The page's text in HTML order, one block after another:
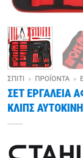
ΣΠΊΤΙ » ΠΡΟΪΌΝΤΑ »
ΣΕΤ ΕΡΓΑΛΕΙΑ
ΚΛΙΠΣ